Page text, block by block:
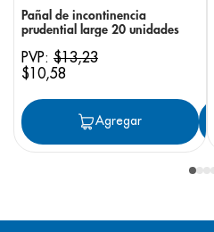
Pañal de incontinencia
prudential large 20 unidades
PVP: $13,23
$10,58
Agregar